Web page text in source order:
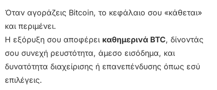
Όταν αγοράζεις Bitcoin, το κεφάλαιο σου «κάθεται»
και περιμένει.
Η εξόρυξη σου αποφέρει καθημερινά BTC, δίνοντάς
σου συνεχή ρευστότητα, άμεσο εισόδημα, και
δυνατότητα διαχείρισης ή επανεπένδυσης όπως εσύ
επιλέγεις.